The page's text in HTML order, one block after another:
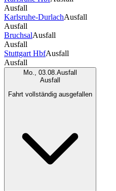
Ausfall
Karlsruhe-DurlachAusfall
Ausfall
BruchsalAusfall
Ausfall
Stuttgart HbfAusfall
Ausfall
Mo., 03.08. Ausfall
Ausfall
Fahrt vollständig ausgefallen